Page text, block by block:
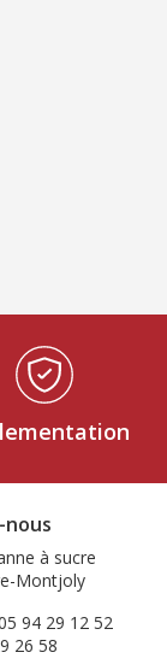
à sucre
Montjoly
94 29 12 52
26 58